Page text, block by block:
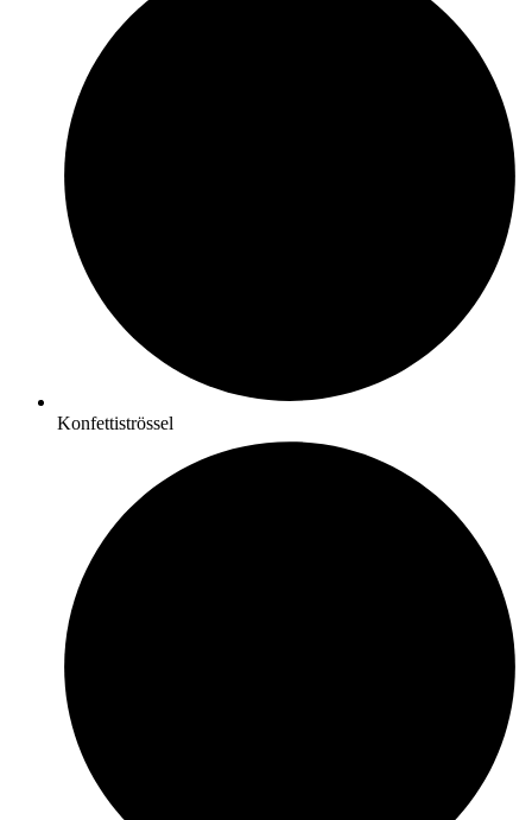
Konfettiströssel